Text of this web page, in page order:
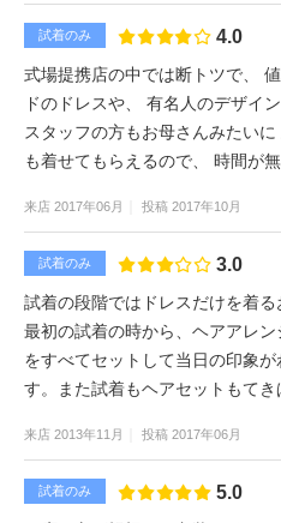
試着のみ 4.0
式場提携店の中では断トツで、
ドのドレスや、 有名人のデザイ
スタッフの方もお母さんみたい
も着せてもらえるので、 時間が
来店 2017年06月 投稿 2017年10月
試着のみ 3.0
試着の段階ではドレスだけを着
最初の試着の時から、ヘアアレ
をすべてセットして当日の印象
す。また試着もヘアセットもて
来店 2013年11月 投稿 2017年06月
試着のみ 5.0